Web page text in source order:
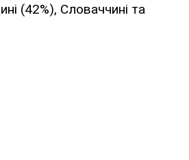
(42%), Словаччині та